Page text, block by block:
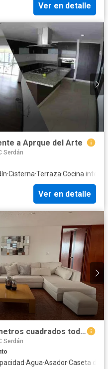
Ver en detalle
a Aprque del Arte
Serdán
·Cisterna·Terraza·Cocina
Ver en detalle
Amplio departamento 160 metros cuadrados todos los servicios.
Serdán
·Agua·Asador·Caseta de